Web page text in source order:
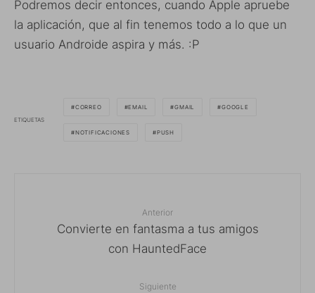
Podremos decir entonces, cuando Apple apruebe
la aplicación, que al fin tenemos todo a lo que un
usuario Androide aspira y más. :P
ETIQUETAS
CORREO EMAIL GMAIL GOOGLE
NOTIFICACIONES PUSH
Anterior
Convierte en fantasma a tus amigos
con HauntedFace
Siguiente